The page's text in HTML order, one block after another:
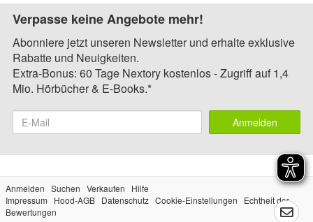
Verpasse keine Angebote mehr!
Abonniere jetzt unseren Newsletter und erhalte exklusive
Rabatte und Neuigkeiten.
Extra-Bonus: 60 Tage Nextory kostenlos - Zugriff auf 1,4
Mio. Hörbücher & E-Books.*
Anmelden
Anmelden Suchen Verkaufen
Hilfe
Impressum
Hood-AGB Datenschutz Cookie-Einstellungen
Echtheit der
Bewertungen